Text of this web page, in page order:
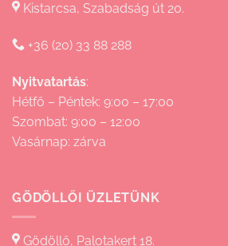
Kistarcsa, Szabadság út 20.
+36 (20) 33 88 288
Nyitvatartás:
Hétfő – Péntek: 9:00 – 17:00
Szombat: 9:00 – 12:00
Vasárnap: zárva
GÖDÖLLŐI ÜZLETÜNK
Gödöllő, Palotakert 18.